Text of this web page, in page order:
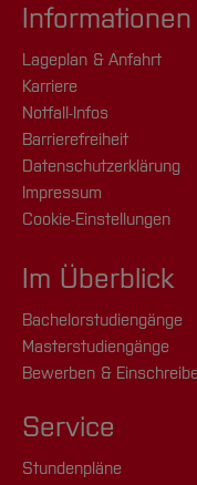
Informationen
Lageplan & Anfahrt
Karriere
Notfall-Infos
Barrierefreiheit
Datenschutzerklärung
Impressum
Cookie-Einstellungen
Im Überblick
Bachelorstudiengänge
Masterstudiengänge
Bewerben &
Service
Stundenpläne